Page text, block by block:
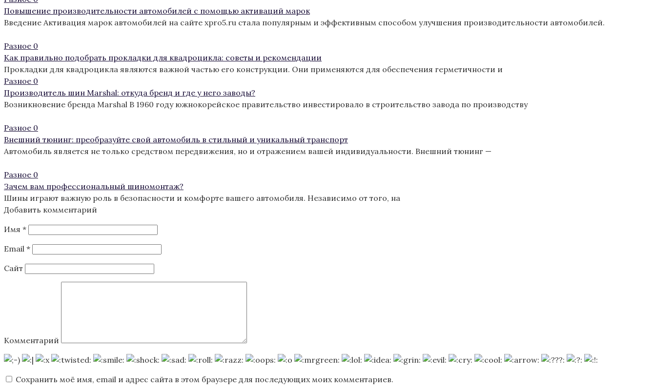
Повышение производительности автомобилей с помощью активаций марок
Введение Активация марок автомобилей на сайте xpro5.ru стала популярным и эффективным способом улучшения производительности автомобилей.
Разное 0
Как правильно подобрать прокладки для квадроцикла: советы и рекомендации
Прокладки для квадроцикла являются важной частью его конструкции. Они применяются для обеспечения герметичности и
Разное 0
Производитель шин Marshal: откуда бренд и где у него заводы?
Возникновение бренда Marshal В 1960 году южнокорейское правительство инвестировало в строительство завода по производству
Разное 0
Внешний тюнинг: преобразуйте свой автомобиль в стильный и уникальный транспорт
Автомобиль является не только средством передвижения, но и отражением вашей индивидуальности. Внешний тюнинг —
Разное 0
Зачем вам профессиональный шиномонтаж?
Шины играют важную роль в безопасности и комфорте вашего автомобиля. Независимо от того, на
Добавить комментарий
Имя *
Email *
Сайт
Комментарий
Сохранить моё имя, email и адрес сайта в этом браузере для последующих моих комментариев.